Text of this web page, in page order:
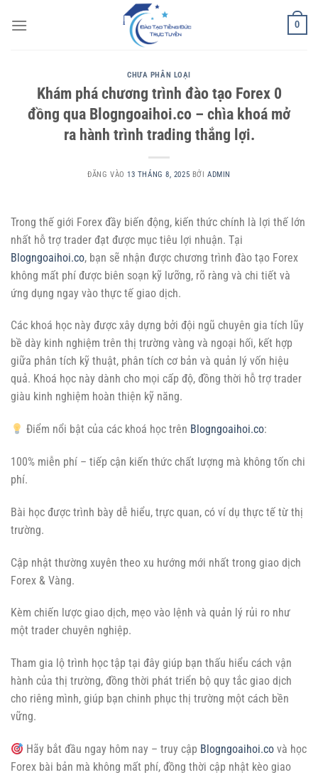
qua
0
CHƯA PHÂN LOẠI
Khám phá chương trình đào tạo Forex 0
đồng qua Blogngoaihoi.co – chìa khoá mở
ra hành trình trading thắng lợi.
ĐĂNG VÀO13 THÁNG 8, 2025 BỞI ADMIN
Trong thế giới Forex đầy biến động, kiến thức chính là lợi thế lớn
nhất hỗ trợ trader đạt được mục tiêu lợi nhuận. Tại
Blogngoaihoi.co, bạn sẽ nhận được chương trình đào tạo Forex
không mất phí được biên soạn kỹ lưỡng, rõ ràng và chi tiết và
ứng dụng ngay vào thực tế giao dịch.
Các khoá học này được xây dựng bởi đội ngũ chuyên gia tích lũy
bề dày kinh nghiệm trên thị trường vàng và ngoại hối, kết hợp
giữa phân tích kỹ thuật, phân tích cơ bản và quản lý vốn hiệu
quả. Khoá học này dành cho mọi cấp độ, đồng thời hỗ trợ trader
giàu kinh nghiệm hoàn thiện kỹ năng.
Điểm nổi bật của các khoá học trên Blogngoaihoi.co:
100% miễn phí – tiếp cận kiến thức chất lượng mà không tốn chi
phí.
Bài học được trình bày dễ hiểu, trực quan, có ví dụ thực tế từ thị
trường.
Cập nhật thường xuyên theo xu hướng mới nhất trong giao dịch
Forex & Vàng.
Kèm chiến lược giao dịch, mẹo vào lệnh và quản lý rủi ro như
một trader chuyên nghiệp.
Tham gia lộ trình học tập tại đây giúp bạn thấu hiểu cách vận
hành của thị trường, đồng thời phát triển bộ quy tắc giao dịch
cho riêng mình, giúp bạn chinh phục thị trường một cách bền
vững.
Hãy bắt đầu ngay hôm nay – truy cập Blogngoaihoi.co và học
Forex bài bản mà không mất phí, đồng thời cập nhật kèo giao